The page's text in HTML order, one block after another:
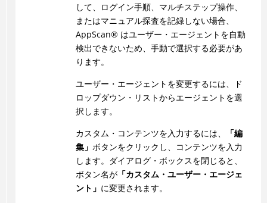
して、ログイン手順、マルチステップ操作、
またはマニュアル探査を記録しない場合、
AppScan® はユーザー・エージェントを自動
検出できないため、手動で選択する必要があ
ります。
ユーザー・エージェントを変更するには、ド
ロップダウン・リストからエージェントを選
択します。
カスタム・コンテンツを入力するには、
「編
集」 ボタンをクリックし、コンテンツを入力
します。ダイアログ・ボックスを閉じると、
ボタン名が「カスタム・ユーザー・エージェ
ント」 に変更されます。